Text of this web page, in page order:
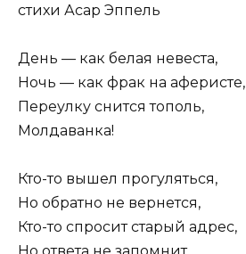
стихи Асар Эппель
День — как белая невеста,
Ночь — как фрак на аферисте,
Переулку снится тополь,
Молдаванка!
Кто-то вышел прогуляться,
Но обратно не вернется,
Кто-то спросит старый адрес,